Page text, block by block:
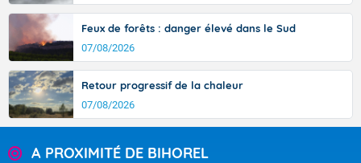
Feux de forêts : danger élevé dans le Sud
07/08/2026
Retour progressif de la chaleur
07/08/2026
A PROXIMITÉ DE BIHOREL